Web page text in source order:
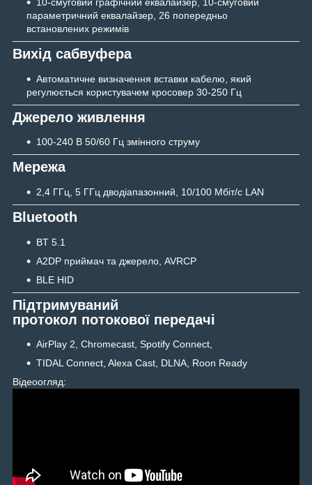
параметричний еквалайзер, 26 попередньо
встановлених режимів
Вихід сабвуфера
Автоматичне визначення вставки кабелю, який
регулюється користувачем кросовер 30-250 Гц
Джерело живлення
100-240 В 50/60 Гц змінного струму
Мережа
2,4 ГГц, 5 ГГц дводіапазонний, 10/100 Мбіт/с LAN
Bluetooth
BT 5.1
A2DP приймач та джерело, AVRCP
BLE HID
Підтримуваний
протокол потокової передачі
AirPlay 2, Chromecast, Spotify Connect,
TIDAL Connect, Alexa Cast, DLNA, Roon Ready
Відеоогляд: